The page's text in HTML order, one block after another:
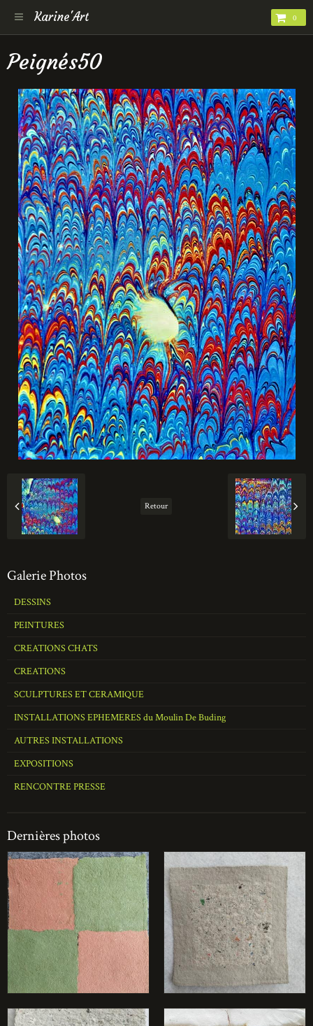
Karine'Art 0
Peignés50
Retour
Galerie Photos
DESSINS
PEINTURES
CREATIONS CHATS
CREATIONS
SCULPTURES ET CERAMIQUE
INSTALLATIONS EPHEMERES du Moulin De Buding
AUTRES INSTALLATIONS
EXPOSITIONS
RENCONTRE PRESSE
Dernières photos